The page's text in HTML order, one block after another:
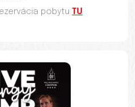
pobytu
TU